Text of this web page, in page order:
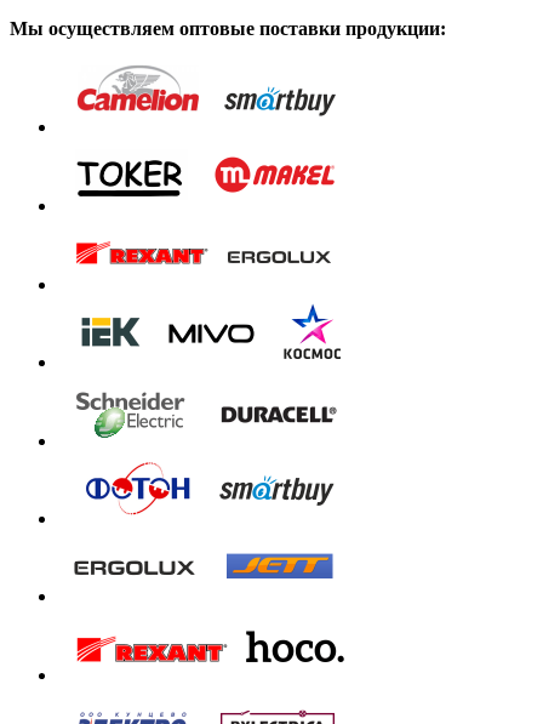
Мы осуществляем оптовые поставки продукции: